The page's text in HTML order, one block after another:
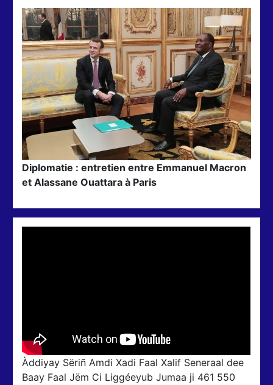
Diplomatie : entretien entre Emmanuel Macron
et Alassane Ouattara à Paris
Àddiyay Sëriñ Amdi Xadi Faal Xalif Seneraal dee
Baay Faal Jëm Ci Liggéeyub Jumaa ji 461 550